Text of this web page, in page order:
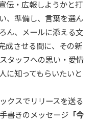
伝・広報しようかと打
、準備し、言葉を選ん
ん、メールに添える文
成させる間に、その新
タッフへの思い・愛情
に知ってもらいたいと
クスでリリースを送る
書きのメッセージ「今